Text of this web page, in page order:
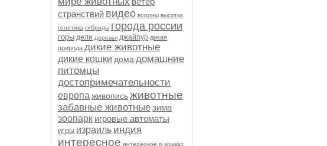
странствий видео вороны высотка
генетика гибриды города россии
горы дели деревья джайпур дикая
природа дикие животные
дикие кошки дома домашние
питомцы
достопримечательности
европа живописьживотные
забавные животныезима
зоопарк игровые автоматы
игры израиль индия
интересное интересное о кошках